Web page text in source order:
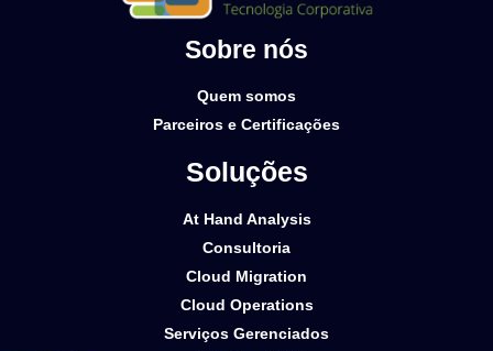
Sobre nós
Quem somos
Parceiros e Certificações
Soluções
At Hand Analysis
Consultoria
Cloud Migration
Cloud Operations
Serviços Gerenciados